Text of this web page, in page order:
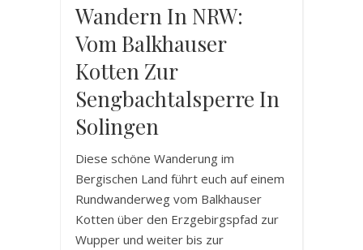
Wandern In NRW:
Vom Balkhauser
Kotten Zur
Sengbachtalsperre In
Solingen
Diese schöne Wanderung im
Bergischen Land führt euch auf einem
Rundwanderweg vom Balkhauser
Kotten über den Erzgebirgspfad zur
Wupper und weiter bis zur